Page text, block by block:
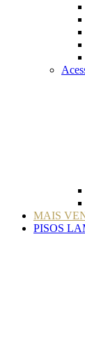
MAIS
PISOS